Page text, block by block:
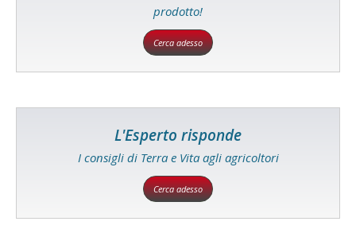
prodotto!
Cerca adesso
L'Esperto risponde
I consigli di Terra e Vita agli agricoltori
Cerca adesso